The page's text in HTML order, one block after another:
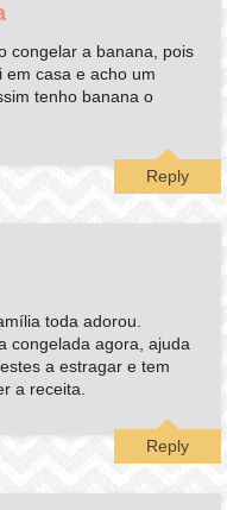
congelar a banana, pois
em casa e acho um
tenho banana o
Reply
toda adorou.
congelada agora, ajuda
a estragar e tem
a receita.
Reply